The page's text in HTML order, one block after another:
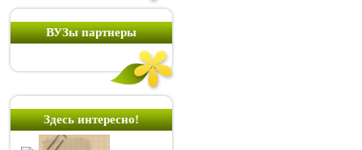
ВУЗы партнеры
Здесь интересно!